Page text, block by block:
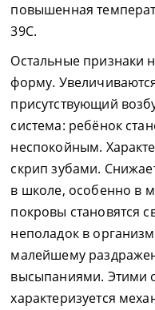
повышенная
39C.
Остальные признаки
форму.
присутствующий
система: ребёнок
неспокойным.
скрип зубами.
в школе, особенно в
покровы становятся
неполадок в
малейшему
высыпаниями. Этими
характеризуется